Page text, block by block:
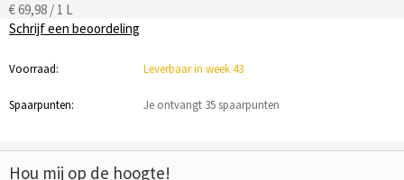
€ 69,98 / 1 L
Schrijf een beoordeling
Voorraad: Leverbaar in week 43
Spaarpunten: Je ontvangt 35 spaarpunten
Hou mij op de hoogte!